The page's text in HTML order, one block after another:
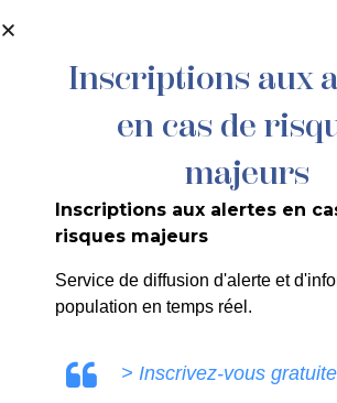
principal
114/2024 : ENEDIS –
Voirie – rue Casimir
Inscriptions aux
en cas de
majeurs
Inscriptions aux alertes en
risques majeurs
Service de diffusion d'alerte et
population en temps réel.
> Inscrivez-vous